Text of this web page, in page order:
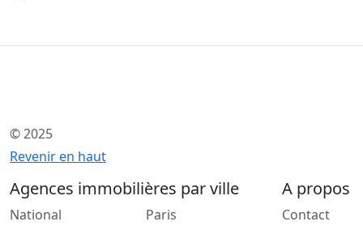
© 2025
Revenir en haut
Agences immobilières par ville
National
Paris
A propos
Contact